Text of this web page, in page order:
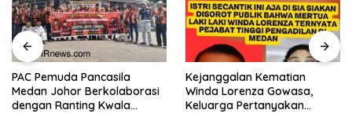
PAC Pemuda Pancasila
Medan Johor Berkolaborasi
dengan Ranting Kwala
Kejanggalan Kematian
Winda Lorenza Gowasa,
Keluarga Pertanyakan